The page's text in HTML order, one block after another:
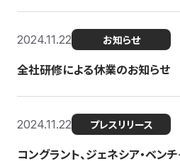
2024.11.22 お知らせ
全社研修による休業のお知らせ
2024.11.22 プレスリリース
コングラント、ジェネシア・ベン